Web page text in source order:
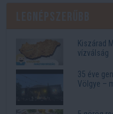
Kiszárad
vízválság
35 éve
Völgye –